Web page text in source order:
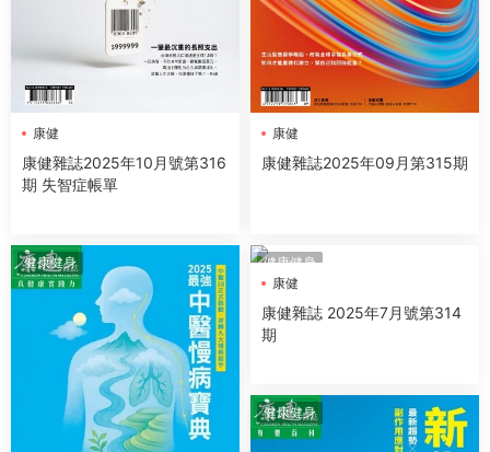
康健
康健雜誌2025年10月號第316
期 失智症帳單
康健
康健雜誌2025年09月第315期
健康健身
健康健身
康健
康健雜誌 2025年7月號第314
期
健康健身